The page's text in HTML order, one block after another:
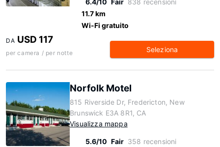
6.4/10 Fair 838 recensioni
11.7 km
Wi-Fi gratuito
DA USD 117
per camera / per notte Seleziona
Norfolk Motel
815 Riverside Dr, Fredericton, New
Brunswick E3A 8R1, CA
Visualizza mappa
5.6/10 Fair 358 recensioni